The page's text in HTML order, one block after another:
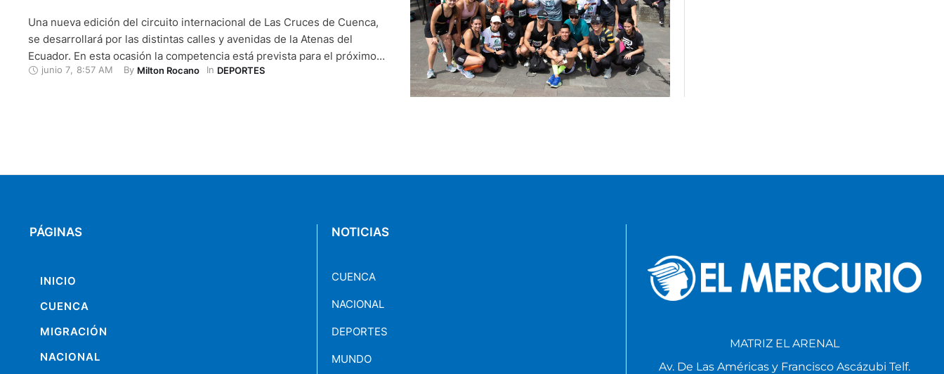
Una nueva edición del circuito internacional de Las Cruces de Cuenca,
se desarrollará por las distintas calles y avenidas de la Atenas del
Ecuador. En esta ocasión la competencia está prevista para el próximo
16 de junio; hay cupos disponibles a un costo de 15 dólares. Las
junio 7, 8:57 AM By Milton Rocano In DEPORTES
PÁGINAS
INICIO
CUENCA
MIGRACIÓN
NACIONAL
NOTICIAS
CUENCA
NACIONAL
DEPORTES
MUNDO
MATRIZ EL ARENAL
Av. De Las Américas y Francisco Ascázubi Telf.